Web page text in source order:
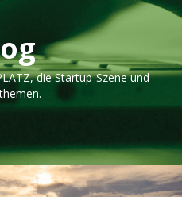
die Startup-Szene und